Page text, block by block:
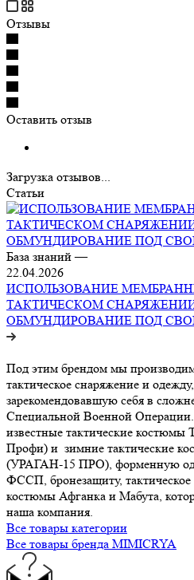
Отзывы
Оставить отзыв
Загрузка отзывов...
Статьи
База знаний—
22.04.2026
ИСПОЛЬЗОВАНИЕ
ТАКТИЧЕСКОМ
ОБМУНДИРОВАНИЕ ПОД
Под этим брендом мы
тактическое снаряжение и
зарекомендовавшую себя в
Специальной Военной
известные тактические
Профи) и зимние тактические
(УРАГАН-15 ПРО), форменную
ФССП, бронезащиту,
костюмы Афганка и Мабута,
наша компания.
Все товары категории
Все товары бренда MIMICRYA